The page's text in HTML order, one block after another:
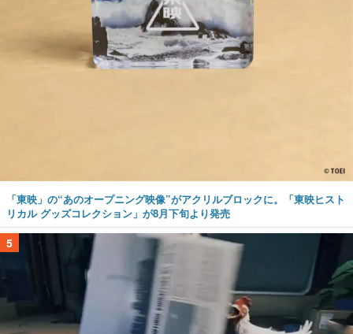
「東映」の“あのオープニング映像”がアクリルブロックに。「東映ヒスト
リカル グッズコレクション」が8月下旬より発売
5